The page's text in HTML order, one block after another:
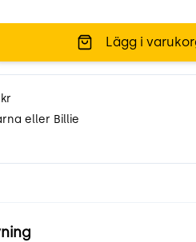
Lägg i
eller Billie